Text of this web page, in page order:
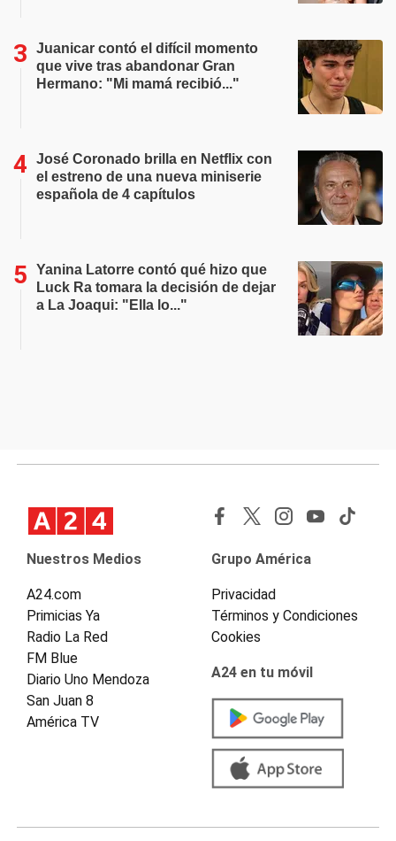
Juanicar contó el difícil momento
que vive tras abandonar Gran
Hermano: "Mi mamá recibió..."
José Coronado brilla en Netflix con
el estreno de una nueva miniserie
española de 4 capítulos
Yanina Latorre contó qué hizo que
Luck Ra tomara la decisión de dejar
a La Joaqui: "Ella lo..."
Nuestros Medios
A24.com
Primicias Ya
Radio La Red
FM Blue
Diario Uno Mendoza
San Juan 8
América TV
Grupo América
Privacidad
Términos y Condiciones
Cookies
A24 en tu móvil